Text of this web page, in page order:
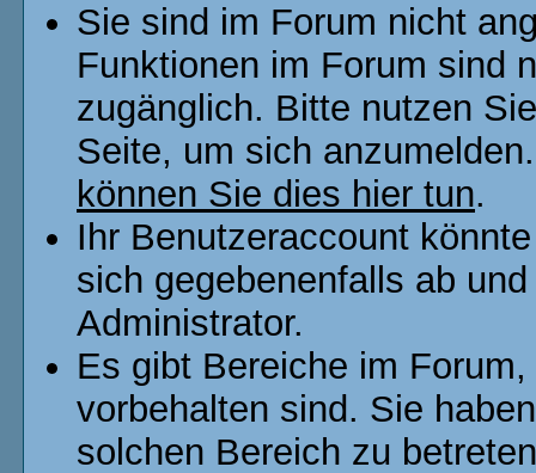
Sie sind im Forum nicht
Funktionen im Forum sind
zugänglich. Bitte nutzen
Seite, um sich
können Sie dies hier tun.
Ihr Benutzeraccount
sich gegebenenfalls ab
Administrator.
Es gibt Bereiche im
vorbehalten sind. Sie
solchen Bereich zu